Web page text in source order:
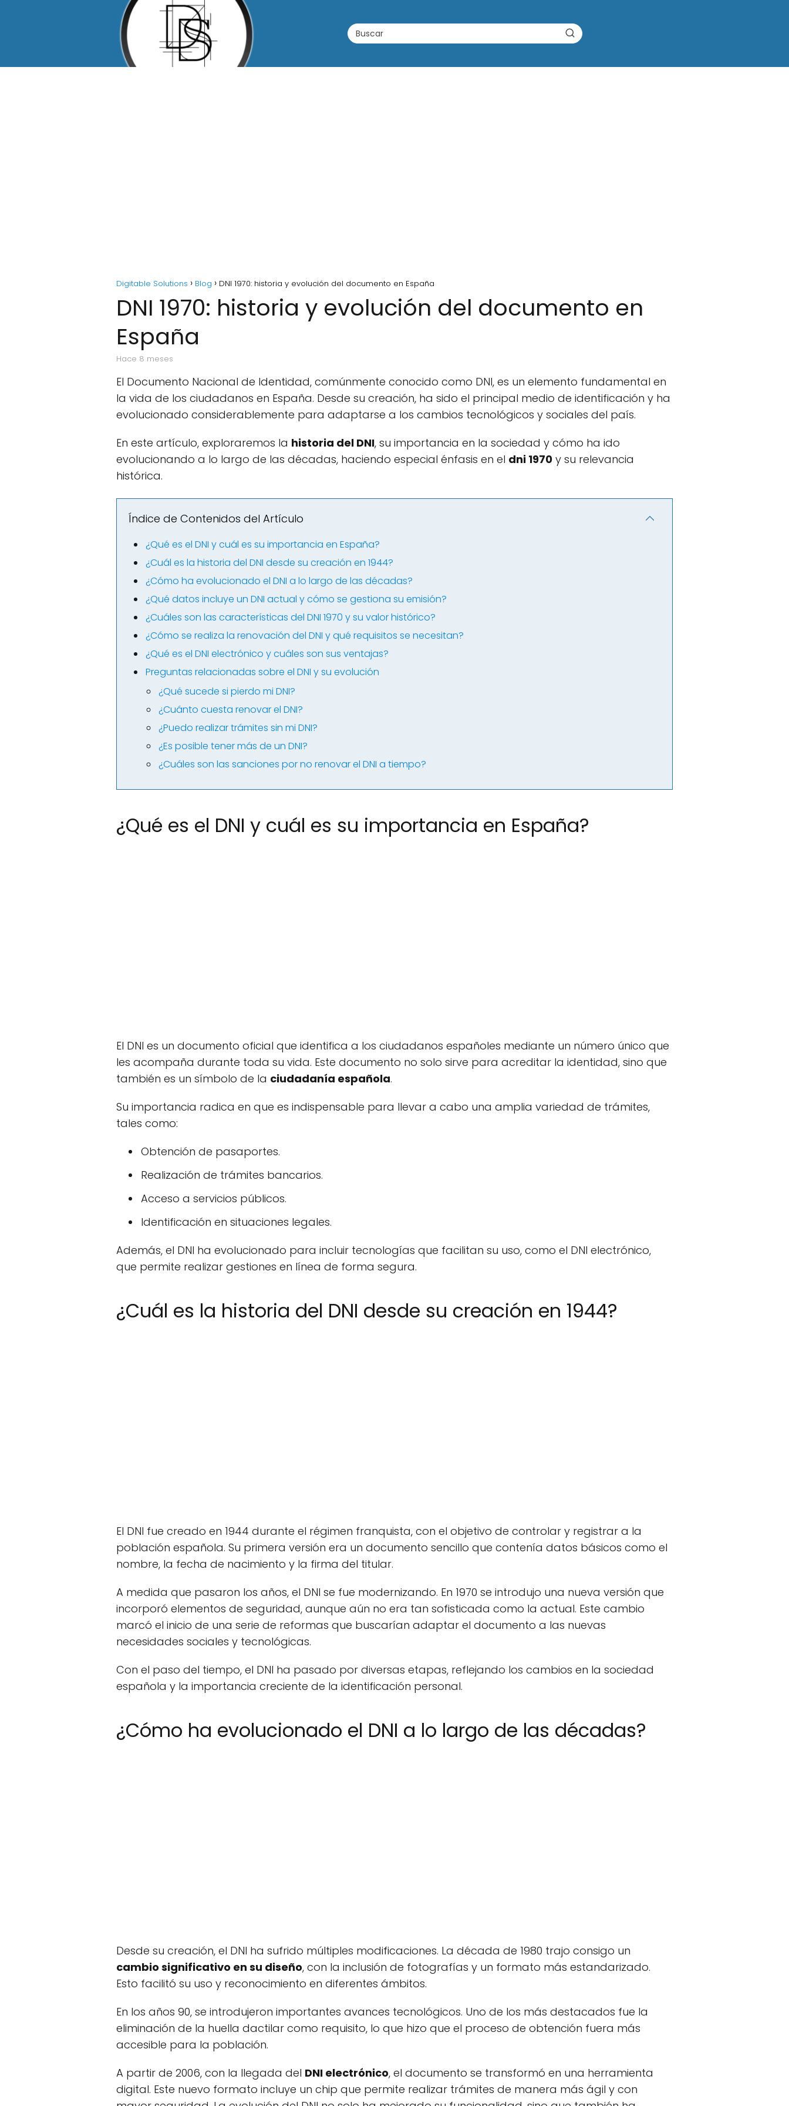
Digitable Solutions Blog DNI 1970: historia y evolución del documento en España
DNI 1970: historia y evolución del documento en
España
hace 8 meses
El Documento Nacional de Identidad, comúnmente conocido como DNI, es un elemento fundamental en
la vida de los ciudadanos en España. Desde su creación, ha sido el principal medio de identificación y ha
evolucionado considerablemente para adaptarse a los cambios tecnológicos y sociales del país.
En este artículo, exploraremos la historia del DNI, su importancia en la sociedad y cómo ha ido
evolucionando a lo largo de las décadas, haciendo especial énfasis en el dni 1970 y su relevancia
histórica.
Índice de Contenidos del Artículo
¿Qué es el DNI y cuál es su importancia en España?
¿Cuál es la historia del DNI desde su creación en 1944?
¿Cómo ha evolucionado el DNI a lo largo de las décadas?
¿Qué datos incluye un DNI actual y cómo se gestiona su emisión?
¿Cuáles son las características del DNI 1970 y su valor histórico?
¿Cómo se realiza la renovación del DNI y qué requisitos se necesitan?
¿Qué es el DNI electrónico y cuáles son sus ventajas?
Preguntas relacionadas sobre el DNI y su evolución
¿Qué sucede si pierdo mi DNI?
¿Cuánto cuesta renovar el DNI?
¿Puedo realizar trámites sin mi DNI?
¿Es posible tener más de un DNI?
¿Cuáles son las sanciones por no renovar el DNI a tiempo?
¿Qué es el DNI y cuál es su importancia en España?
El DNI es un documento oficial que identifica a los ciudadanos españoles mediante un número único que
les acompaña durante toda su vida. Este documento no solo sirve para acreditar la identidad, sino que
también es un símbolo de la ciudadanía española.
Su importancia radica en que es indispensable para llevar a cabo una amplia variedad de trámites,
tales como:
Obtención de pasaportes.
Realización de trámites bancarios.
Acceso a servicios públicos.
Identificación en situaciones legales.
Además, el DNI ha evolucionado para incluir tecnologías que facilitan su uso, como el DNI electrónico,
que permite realizar gestiones en línea de forma segura.
¿Cuál es la historia del DNI desde su creación en 1944?
El DNI fue creado en 1944 durante el régimen franquista, con el objetivo de controlar y registrar a la
población española. Su primera versión era un documento sencillo que contenía datos básicos como el
nombre, la fecha de nacimiento y la firma del titular.
A medida que pasaron los años, el DNI se fue modernizando. En 1970 se introdujo una nueva versión que
incorporó elementos de seguridad, aunque aún no era tan sofisticada como la actual. Este cambio
marcó el inicio de una serie de reformas que buscarían adaptar el documento a las nuevas
necesidades sociales y tecnológicas.
Con el paso del tiempo, el DNI ha pasado por diversas etapas, reflejando los cambios en la sociedad
española y la importancia creciente de la identificación personal.
¿Cómo ha evolucionado el DNI a lo largo de las décadas?
Desde su creación, el DNI ha sufrido múltiples modificaciones. La década de 1980 trajo consigo un
cambio significativo en su diseño, con la inclusión de fotografías y un formato más estandarizado.
Esto facilitó su uso y reconocimiento en diferentes ámbitos.
En los años 90, se introdujeron importantes avances tecnológicos. Uno de los más destacados fue la
eliminación de la huella dactilar como requisito, lo que hizo que el proceso de obtención fuera más
accesible para la población.
A partir de 2006, con la llegada del DNI electrónico, el documento se transformó en una herramienta
digital. Este nuevo formato incluye un chip que permite realizar trámites de manera más ágil y con